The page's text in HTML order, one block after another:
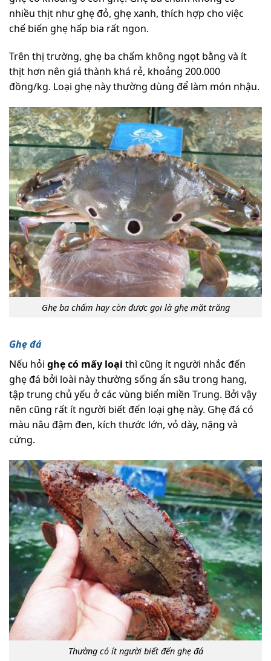
nhiều thịt như ghẹ đỏ, ghẹ xanh, thích hợp cho việc
chế biến ghẹ hấp bia rất ngon.
Trên thị trường, ghẹ ba chấm không ngọt bằng và ít
thịt hơn nên giá thành khá rẻ, khoảng 200.000
đồng/kg. Loại ghẹ này thường dùng để làm món nhậu.
Ghẹ ba chấm hay còn được gọi là ghẹ mặt trăng
Ghẹ đá
Nếu hỏi ghẹ có mấy loại thì cũng ít người nhắc đến
ghẹ đá bởi loài này thường sống ẩn sâu trong hang,
tập trung chủ yếu ở các vùng biển miền Trung. Bởi vậy
nên cũng rất ít người biết đến loại ghẹ này. Ghẹ đá có
màu nâu đậm đen, kích thước lớn, vỏ dày, nặng và
cứng.
Thường có ít người biết đến ghẹ đá